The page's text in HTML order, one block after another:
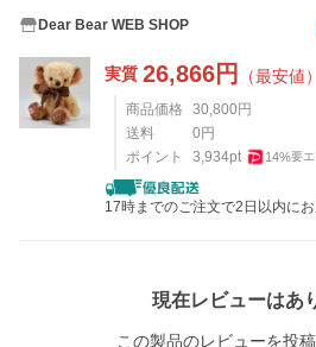
Dear Bear WEB SHOP
実質 26,866円 （最安値）
商品価格 30,800 円
送料
0 円
ポイント
3,934pt 14%要
17時までのご注文で2日以内にお
現在レビューはあ
この製品のレビューを投